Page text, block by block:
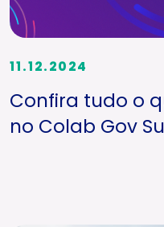
11.12.2024
Confira tudo o
no Colab Gov